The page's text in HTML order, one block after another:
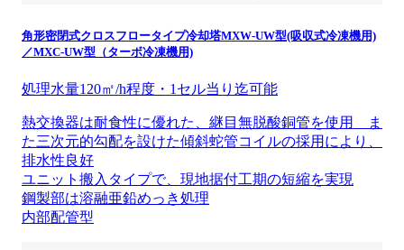
角形密閉式クロスフロータイプ冷却塔MXW-UW型(吸収式冷凍機用)
／MXC-UW型（ターボ冷凍機用)
処理水量120㎡/h程度・1セル当り迄可能
熱交換器は耐食性に優れた、継目無脱酸銅管を使用 ま
た三次元的勾配を設けた傾斜蛇管コイルの採用により、
排水性良好
ユニット搬入タイプで、現地据付工期の短縮を実現
鋼製部は溶融亜鉛めっき処理
内部配管型